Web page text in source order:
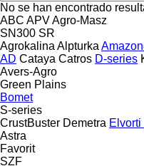
No se han encontrado
ABC APVAgro-Masz
SN300 SR
Agrokalina Alpturka
AD Cataya Catros D-series
Avers-Agro
Green Plains
Bomet
S-series
CrustBuster Demetra
Astra
Favorit
SZF